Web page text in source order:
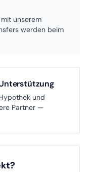
unserem
werden beim
und
Partner —